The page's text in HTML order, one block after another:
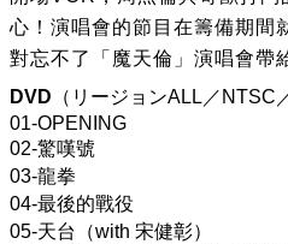
心！演唱會的節目在籌備期間
對忘不了「魔天倫」演唱會帶
DVD （リージョンALL／NTSC
01-OPENING
02-驚嘆號
03-龍拳
04-最後的戰役
05-天台（with 宋健彰）